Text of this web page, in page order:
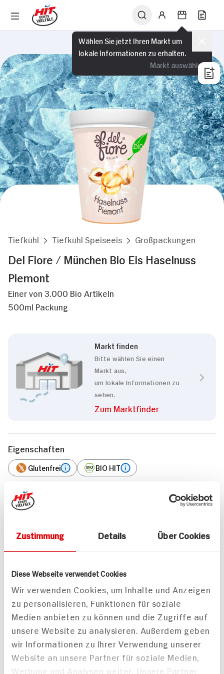
Zustimmung Details Über Cookies
Diese Webseite verwendet Cookies
Wir verwenden Cookies, um Inhalte und Anzeigen
zu personalisieren, Funktionen für soziale
Medien anbieten zu können und die Zugriffe auf
unsere Website zu analysieren. Außerdem geben
wir Informationen zu Ihrer Verwendung unserer
Website an unsere Partner für soziale Medien,
Werbung und Analysen weiter. Unsere Partner
Wählen Sie jetzt Ihren Markt um
lokale Informationen zu erhalten.
Markt auswählen
Tiefkühl Tiefkühl Speiseeis Großpackungen
Del Fiore / München Bio Eis Haselnuss
Piemont
Einer von 3.000 Bio Artikeln
500ml Packung
Markt finden
Bitte wählen Sie einen
Markt aus,
um lokale Informationen zu
sehen.
Zum Marktfinder
Eigenschaften
Glutenfrei BIO HIT
Marke
Del Fiore / München
Passende Rezepte
Vanilleeis mit
Amarenakirschen, Likör
und Schokoladensauce
6 min
1.022 kcal p. Portion